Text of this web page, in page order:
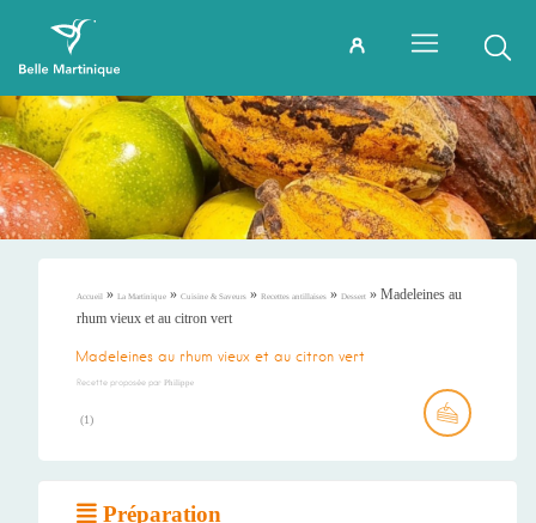
Accueil » La Martinique » Cuisine & Saveurs » Recettes antillaises » Dessert » Madeleines au
rhum vieux et au citron vert
Madeleines au rhum vieux et au citron vert
Recette proposée par Philippe
(1)
Préparation